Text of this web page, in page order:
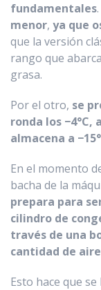
fundamentales
menor, ya que
que la versión
rango que
grasa.
Por el otro, se
ronda los
almacena a
En el momento
bacha de la
prepara para
cilindro de
través de una
cantidad de
Esto hace que